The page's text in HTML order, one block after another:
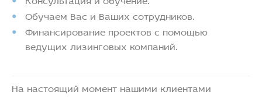
Обучаем Вас и Ваших сотрудников.
Финансирование проектов с помощью
ведущих лизинговых компаний.
На настоящий момент нашими клиентами